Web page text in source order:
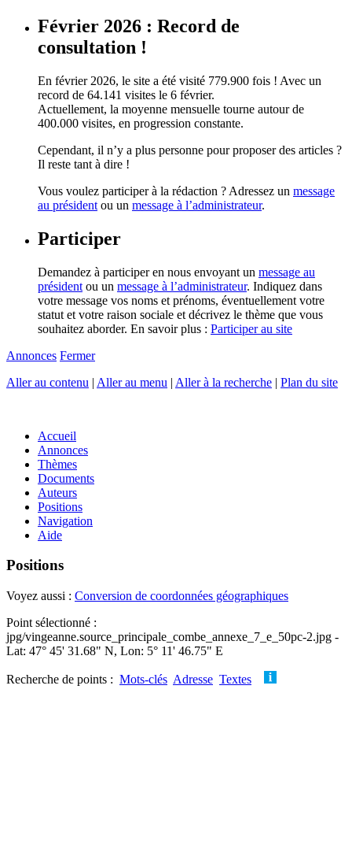
Février 2026 : Record de
consultation !
En février 2026, le site a été visité 779.900 fois ! Avec un
record de 64.141 visites le 6 février.
Actuellement, la moyenne mensuelle tourne autour de
400.000 visites, en progression constante.
Cependant, il n’y a plus personne pour proposer des articles ?
Il reste tant à dire !
Vous voulez participer à la rédaction ? Adressez un message
au président ou un message à l’administrateur.
Participer
Demandez à participer en nous envoyant un message au
président ou un message à l’administrateur. Indiquez dans
votre message vos noms et prénoms, éventuellement votre
statut et votre raison sociale et décrivez le thème que vous
souhaitez aborder. En savoir plus : Participer au site
Annonces Fermer
Aller au contenu | Aller au menu | Aller à la recherche | Plan du site
Accueil
Annonces
Thèmes
Documents
Auteurs
Positions
Navigation
Aide
Positions
Voyez aussi : Conversion de coordonnées géographiques
Point sélectionné :
jpg/vingeanne.source_principale_combe_annexe_7_e_50pc-2.jpg -
Lat: 47° 45' 31.68" N, Lon: 5° 11' 46.75" E
Recherche de points : Mots-clés Adresse Textes